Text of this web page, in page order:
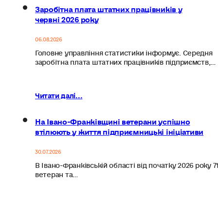
Заробітна плата штатних працівників у
червні 2026 року
06.08.2026
Головне управління статистики інформує. Середня
заробітна плата штатних працівників підприємств,…
Читати далі...
На Івано-Франківщині ветерани успішно
втілюють у життя підприємницькі ініціативи
30.07.2026
В Івано-Франківській області від початку 2026 року
ветеран та…